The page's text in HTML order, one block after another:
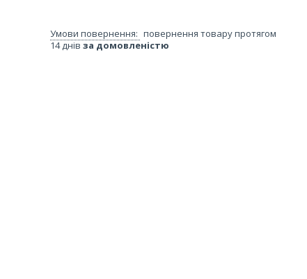
повернення товару протягом
14 днів за домовленістю